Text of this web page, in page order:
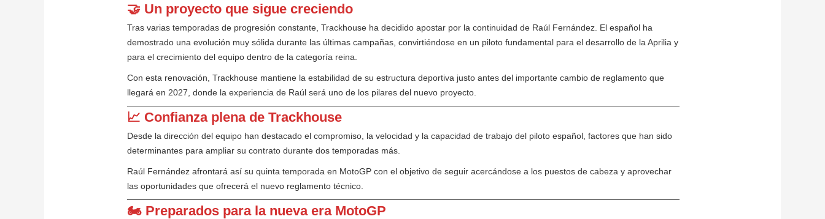
🤝 Un proyecto que sigue creciendo
Tras varias temporadas de progresión constante, Trackhouse ha decidido apostar por la continuidad de Raúl Fernández. El español ha
demostrado una evolución muy sólida durante las últimas campañas, convirtiéndose en un piloto fundamental para el desarrollo de la Aprilia y
para el crecimiento del equipo dentro de la categoría reina.
Con esta renovación, Trackhouse mantiene la estabilidad de su estructura deportiva justo antes del importante cambio de reglamento que
llegará en 2027, donde la experiencia de Raúl será uno de los pilares del nuevo proyecto.
📈 Confianza plena de Trackhouse
Desde la dirección del equipo han destacado el compromiso, la velocidad y la capacidad de trabajo del piloto español, factores que han sido
determinantes para ampliar su contrato durante dos temporadas más.
Raúl Fernández afrontará así su quinta temporada en MotoGP con el objetivo de seguir acercándose a los puestos de cabeza y aprovechar
las oportunidades que ofrecerá el nuevo reglamento técnico.
🏍️ Preparados para la nueva era MotoGP